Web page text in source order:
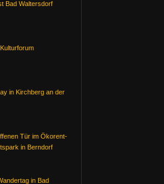
Bad Waltersdorf
in Kirchberg an der
Tür im Ökorent-
in Berndorf
in Bad